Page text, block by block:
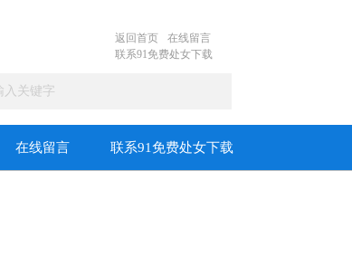
返回首页
在线留言
联系91免费处女下载
在线留言 联系91免费处女下载